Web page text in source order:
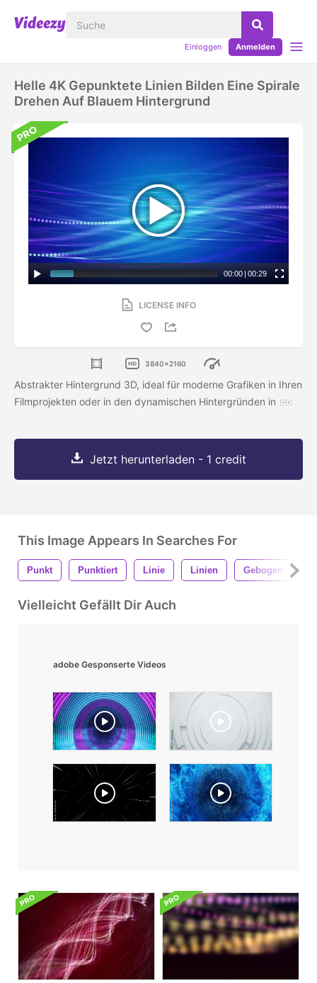
Einloggen Anmelden
Helle 4K Gepunktete Linien Bilden Eine Spirale
Drehen Auf Blauem Hintergrund
00:00 | 00:29
LICENSE INFO
3840x2160
Abstrakter Hintergrund 3D, ideal für moderne Grafiken in Ihren
Filmprojekten oder in den dynamischen Hintergründen in
Jetzt herunterladen - 1 credit
This Image Appears In Searches For
Punkt Punktiert Linie Linien Gebogen
Vielleicht Gefällt Dir Auch
adobe Gesponserte Videos